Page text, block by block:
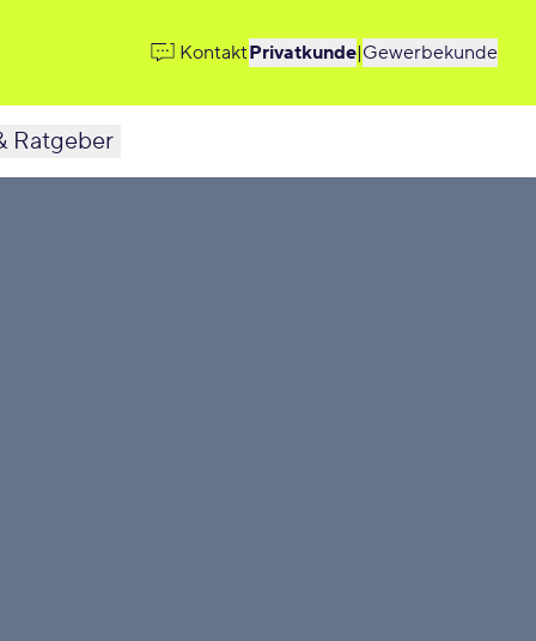
KontaktPrivatkunde|Gewerbekunde
Ratgeber